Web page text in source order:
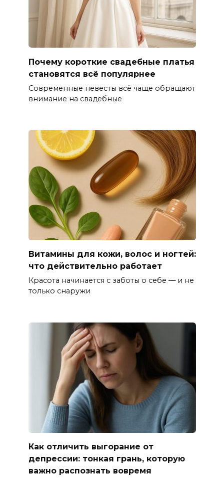
Почему короткие свадебные платья
становятся всё популярнее
Современные невесты всё чаще обращают
внимание на свадебные
Витамины для кожи, волос и ногтей:
что действительно работает
Красота начинается с заботы о себе — и не
только снаружи
Как отличить выгорание от
депрессии: тонкая грань, которую
важно распознать вовремя